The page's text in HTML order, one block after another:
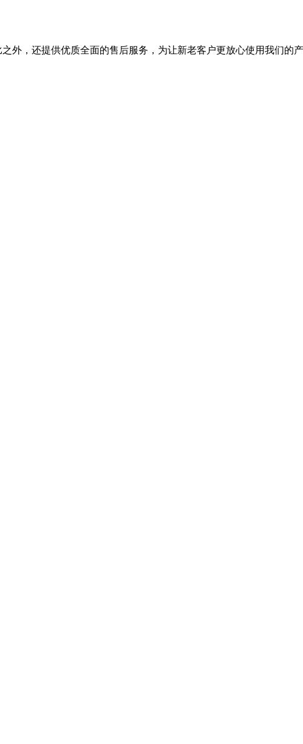
外，还提供优质全面的售后服务，为让新老客户更放心使用我们的